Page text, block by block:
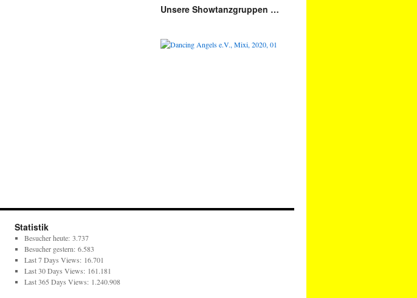
Unsere Showtanzgruppen …
Statistik
Besucher heute: 3.737
Besucher gestern: 6.583
Last 7 Days Views: 16.701
Last 30 Days Views: 161.181
Last 365 Days Views: 1.240.908